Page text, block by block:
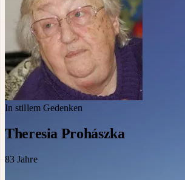
In stillem Gedenken
Theresia Prohászka
83 Jahre